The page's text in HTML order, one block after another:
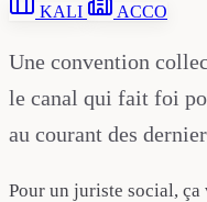
KALI ACCO
Une convention
le canal qui fait foi
au courant des
Pour un juriste social,